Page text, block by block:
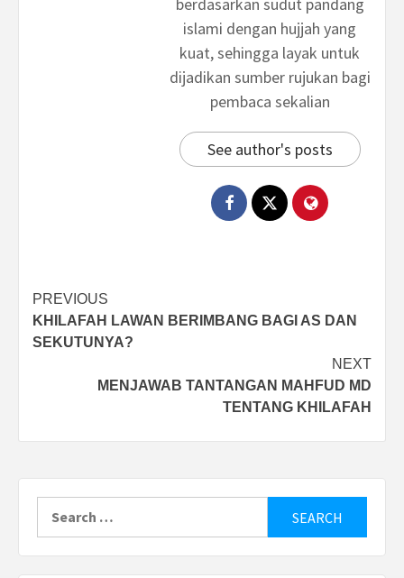
islami dengan hujjah yang
kuat, sehingga layak untuk
dijadikan sumber rujukan bagi
pembaca sekalian
See author's posts
Post
navigation
PREVIOUS
KHILAFAH LAWAN BERIMBANG BAGI AS DAN
SEKUTUNYA?
NEXT
MENJAWAB TANTANGAN MAHFUD MD
TENTANG KHILAFAH